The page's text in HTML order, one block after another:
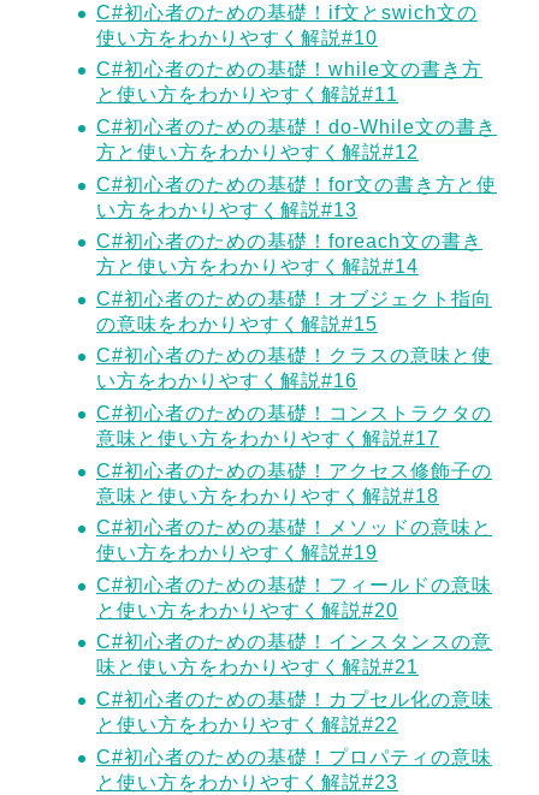
C#初心者のための基礎！if文とswich文の
使い方をわかりやすく解説#10
C#初心者のための基礎！while文の書き方
と使い方をわかりやすく解説#11
C#初心者のための基礎！do-While文の書き
方と使い方をわかりやすく解説#12
C#初心者のための基礎！for文の書き方と使
い方をわかりやすく解説#13
C#初心者のための基礎！foreach文の書き
方と使い方をわかりやすく解説#14
C#初心者のための基礎！オブジェクト指向
の意味をわかりやすく解説#15
C#初心者のための基礎！クラスの意味と使
い方をわかりやすく解説#16
C#初心者のための基礎！コンストラクタの
意味と使い方をわかりやすく解説#17
C#初心者のための基礎！アクセス修飾子の
意味と使い方をわかりやすく解説#18
C#初心者のための基礎！メソッドの意味と
使い方をわかりやすく解説#19
C#初心者のための基礎！フィールドの意味
と使い方をわかりやすく解説#20
C#初心者のための基礎！インスタンスの意
味と使い方をわかりやすく解説#21
C#初心者のための基礎！カプセル化の意味
と使い方をわかりやすく解説#22
C#初心者のための基礎！プロパティの意味
と使い方をわかりやすく解説#23